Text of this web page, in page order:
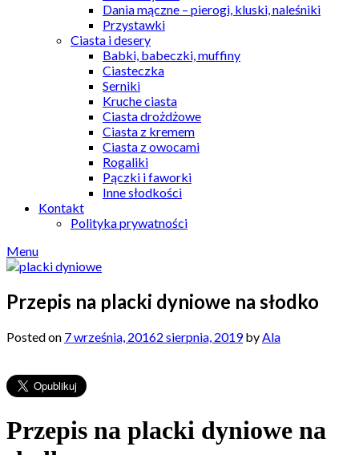
Dania mączne – pierogi, kluski, naleśniki
Przystawki
Ciasta i desery
Babki, babeczki, muffiny
Ciasteczka
Serniki
Kruche ciasta
Ciasta drożdżowe
Ciasta z kremem
Ciasta z owocami
Rogaliki
Pączki i faworki
Inne słodkości
Kontakt
Polityka prywatności
Menu
Przepis na placki dyniowe na słodko
Posted on 7 września, 20162 sierpnia, 2019byAla
Przepis na placki dyniowe na